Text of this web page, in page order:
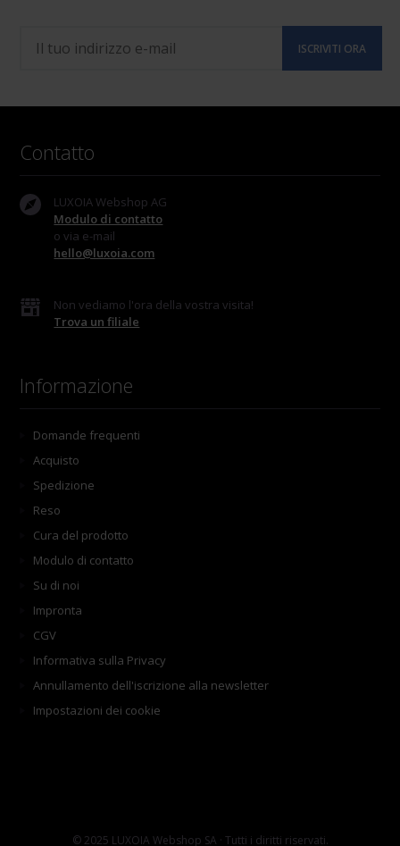
Contatto
LUXOIA Webshop AG
Modulo di contatto
o via e-mail
hello@luxoia.com
Non vediamo l'ora della vostra visita!
Trova un filiale
Informazione
Domande frequenti
Acquisto
Spedizione
Reso
Cura del prodotto
Modulo di contatto
Su di noi
Impronta
CGV
Informativa sulla Privacy
Annullamento dell'iscrizione alla newsletter
Impostazioni dei cookie
© 2025 LUXOIA Webshop SA · Tutti i diritti riservati.